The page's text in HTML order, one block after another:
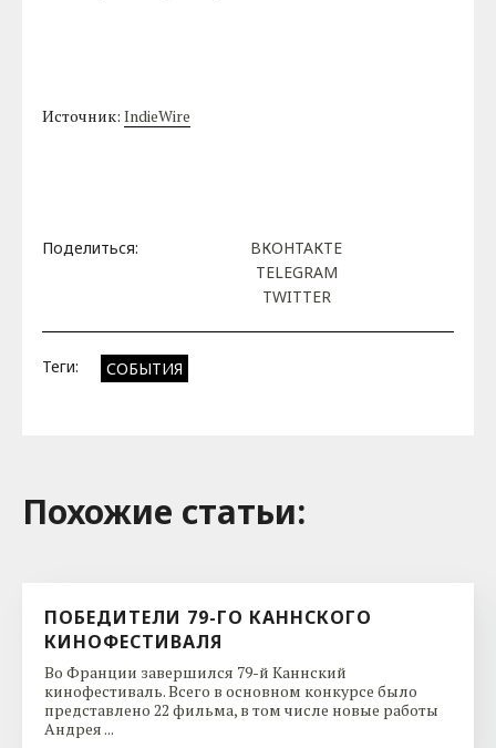
Источник:IndieWire
Поделиться:
ВКОНТАКТЕ
TELEGRAM
TWITTER
Теги: СОБЫТИЯ
Похожие cтатьи:
ПОБЕДИТЕЛИ 79-ГО КАННСКОГО
КИНОФЕСТИВАЛЯ
Во Франции завершился 79-й Каннский
кинофестиваль. Всего в основном конкурсе было
представлено 22 фильма, в том числе новые работы
Андрея ...